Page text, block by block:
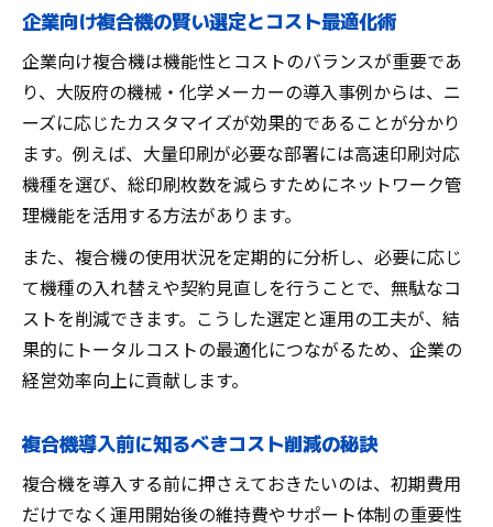
複合機の選定と運用で経費削減を最大化す
る
複合機で実現する持続的なコスト削減戦略
複合機を活用した経費削減成功事例の紹介
複合機で企業経費を見直すポイント
複合機の運用改善による経費管理のコツ
企業向け複合機の賢い選定とコスト最適化術
企業向け複合機は機能性とコストのバランスが重要であ
り、大阪府の機械・化学メーカーの導入事例からは、ニ
ーズに応じたカスタマイズが効果的であることが分かり
ます。例えば、大量印刷が必要な部署には高速印刷対応
機種を選び、総印刷枚数を減らすためにネットワーク管
理機能を活用する方法があります。
また、複合機の使用状況を定期的に分析し、必要に応じ
て機種の入れ替えや契約見直しを行うことで、無駄なコ
ストを削減できます。こうした選定と運用の工夫が、結
果的にトータルコストの最適化につながるため、企業の
経営効率向上に貢献します。
複合機導入前に知るべきコスト削減の秘訣
複合機を導入する前に押さえておきたいのは、初期費用
だけでなく運用開始後の維持費やサポート体制の重要性